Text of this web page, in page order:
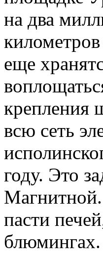
на два
еще
крепления
всю сеть
году. Это
пасти
блюмингах.